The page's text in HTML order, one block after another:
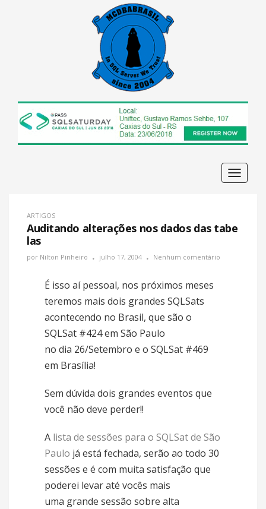
ARTIGOS
Auditando alterações nos dados das tabe
las
por Nilton Pinheiro julho 17, 2004 Nenhum comentário
É isso aí pessoal, nos próximos meses
teremos mais dois grandes SQLSats
acontecendo no Brasil, que são o
SQLSat #424 em São Paulo
no dia 26/Setembro e o SQLSat #469
em Brasília!
Sem dúvida dois grandes eventos que
você não deve perder!!
A lista de sessões para o SQLSat de São
Paulo já está fechada, serão ao todo 30
sessões e é com muita satisfação que
poderei levar até vocês mais
uma grande sessão sobre alta